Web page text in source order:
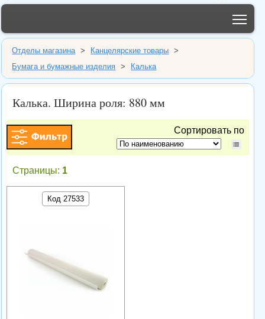
Отделы магазина > Канцелярские товары
>
Бумага и бумажные изделия
> Калька
Калька. Ширина роля: 880 мм
Сортировать по
Страницы: 1
Код 27533